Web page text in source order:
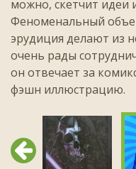
можно, скетчит идеи
Феноменальный
эрудиция делают из
очень рады
он отвечает за
фэшн иллюстрацию.
Предыдущий